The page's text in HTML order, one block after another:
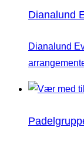
Dianalund
Dianalund